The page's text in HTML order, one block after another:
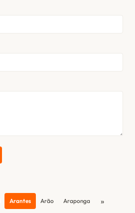
Arantes Arão Araponga »